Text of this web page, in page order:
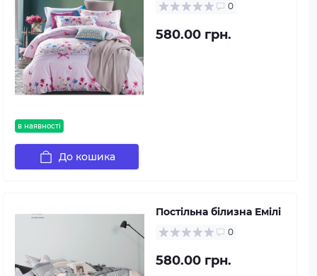
в наявності
0
580.00 грн.
До кошика
Постільна білизна Емілі
0
580.00 грн.